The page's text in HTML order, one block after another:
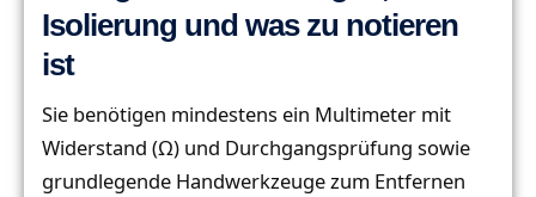
Isolierung und was zu notieren
ist
Sie benötigen mindestens ein Multimeter mit
Widerstand (Ω) und Durchgangsprüfung sowie
grundlegende Handwerkzeuge zum Entfernen